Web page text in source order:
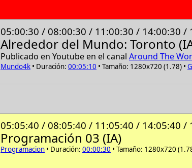
05:00:30 / 08:00:30 / 11:00:30 / 14:00:30 /
Alrededor del Mundo: Toronto
Publicado en Youtube en el canal Around The
Mundo4k • Duración: 00:05:10 • Tamaño: 1280x720 (1.78) •
05:05:40 / 08:05:40 / 11:05:40 / 14:05:40 /
Programación 03 (IA)
Programacion • Duración: 00:00:30 • Tamaño: 1280x720